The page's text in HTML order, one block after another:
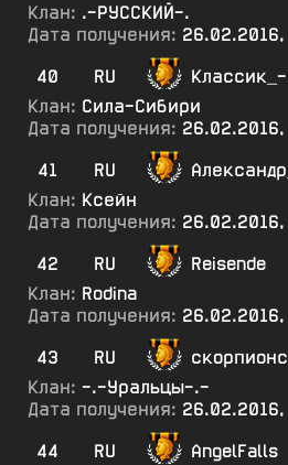
Клан: .-РУССКИЙ-.
Дата получения:
40
RU
Классик_-
Клан: Сила-Сибири
Дата получения:
41
RU
Клан: Ксейн
Дата получения:
42
RU
Reisende
Клан: Rodina
Дата получения:
43
RU
Клан: -.-Уральцы-.-
Дата получения:
44
RU
AngelFalls